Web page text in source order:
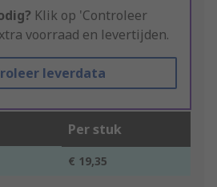
Klik op 'Controleer
voorraad en levertijden.
leverdata
Per stuk
€ 19,35